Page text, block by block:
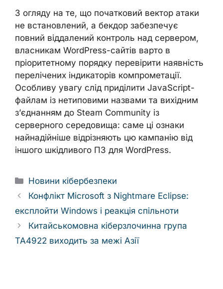
З огляду на те, що початковий вектор атаки
не встановлений, а бекдор забезпечує
повний віддалений контроль над сервером,
власникам WordPress-сайтів варто в
пріоритетному порядку перевірити наявність
перелічених індикаторів компрометації.
Особливу увагу слід приділити JavaScript-
файлам із нетиповими назвами та вихідним
з’єднанням до Steam Community із
серверного середовища: саме ці ознаки
найнадійніше відрізняють цю кампанію від
іншого шкідливого ПЗ для WordPress.
Categories
Новини кібербезпеки
Конфлікт Microsoft з Nightmare Eclipse:
експлойти Windows і реакція спільноти
Китайськомовна кіберзлочинна група
TA4922 виходить за межі Азії